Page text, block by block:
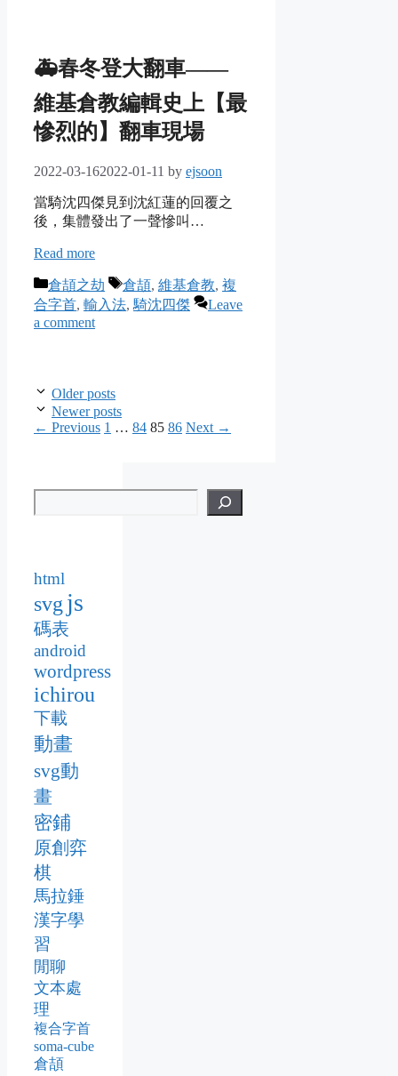
🚑春冬登大翻車——
維基倉教編輯史上【最
慘烈的】翻車現場
2022-03-162022-01-11 by ejsoon
當騎沈四傑見到沈紅蓮的回覆之
後，集體發出了一聲慘叫…
Read more
Categories
倉頡之劫 Tags
倉頡, 維基倉教, 複
合字首, 輸入法, 騎沈四傑
Leave
a comment
Older posts
Newer posts
← Previous Page
1 … Page
84 Page
85 Page
86 Next →
html
svg js
碼表
android
wordpress
ichirou
下載
動畫
svg動
畫
密鋪
原創弈
棋
馬拉錘
漢字學
習
閒聊
文本處
理
複合字首
soma-cube
倉頡